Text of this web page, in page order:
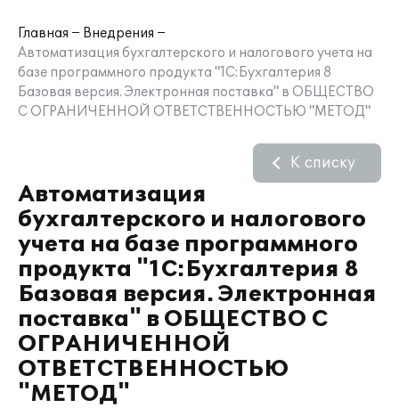
Главная
Внедрения
Автоматизация бухгалтерского и налогового учета на
базе программного продукта "1С:Бухгалтерия 8
Базовая версия. Электронная поставка" в ОБЩЕСТВО
С ОГРАНИЧЕННОЙ ОТВЕТСТВЕННОСТЬЮ "МЕТОД"
Автоматизация
бухгалтерского и налогового
учета на базе программного
продукта "1С:Бухгалтерия 8
Базовая версия. Электронная
поставка" в ОБЩЕСТВО С
ОГРАНИЧЕННОЙ
ОТВЕТСТВЕННОСТЬЮ
"МЕТОД"
К списку